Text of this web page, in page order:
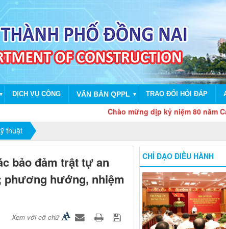
▼ DỊCH VỤ CÔNG VĂN BẢN QPPL ▼ TRAO ĐỔI HỎI ĐÁP
Chào mừng dịp kỷ niệm 80 năm Cách
thuật
bảo đảm trật tự an
phương hướng, nhiệm
Xem với cỡ chữ
CHỈ ĐẠO ĐIỀU HÀNH